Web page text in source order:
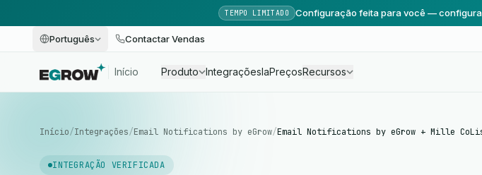
TEMPO LIMITADO Configuração feita para você —
Português Contactar Vendas
Início Produto IntegraçõesIaPreçosRecursos
Início/Integrações/Email Notifications by eGrow/Email Notifications by eGrow + Mille
INTEGRAÇÃO VERIFICADA